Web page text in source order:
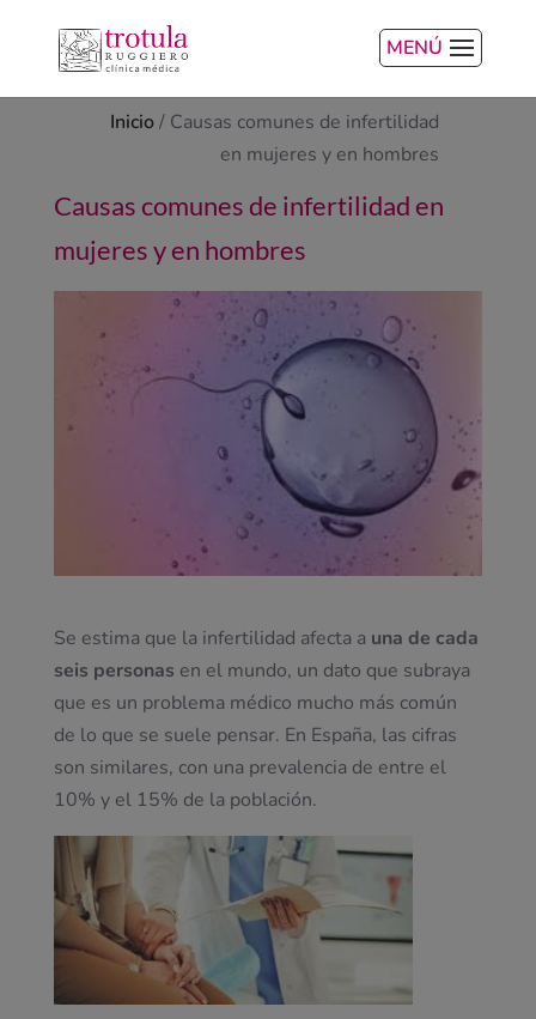
MENÚ
Inicio/ Causas comunes de infertilidad
en mujeres y en hombres
Causas comunes de infertilidad en
mujeres y en hombres
Se estima que la infertilidad afecta a una de cada
seis personas en el mundo, un dato que subraya
que es un problema médico mucho más común
de lo que se suele pensar. En España, las cifras
son similares, con una prevalencia de entre el
10% y el 15% de la población.